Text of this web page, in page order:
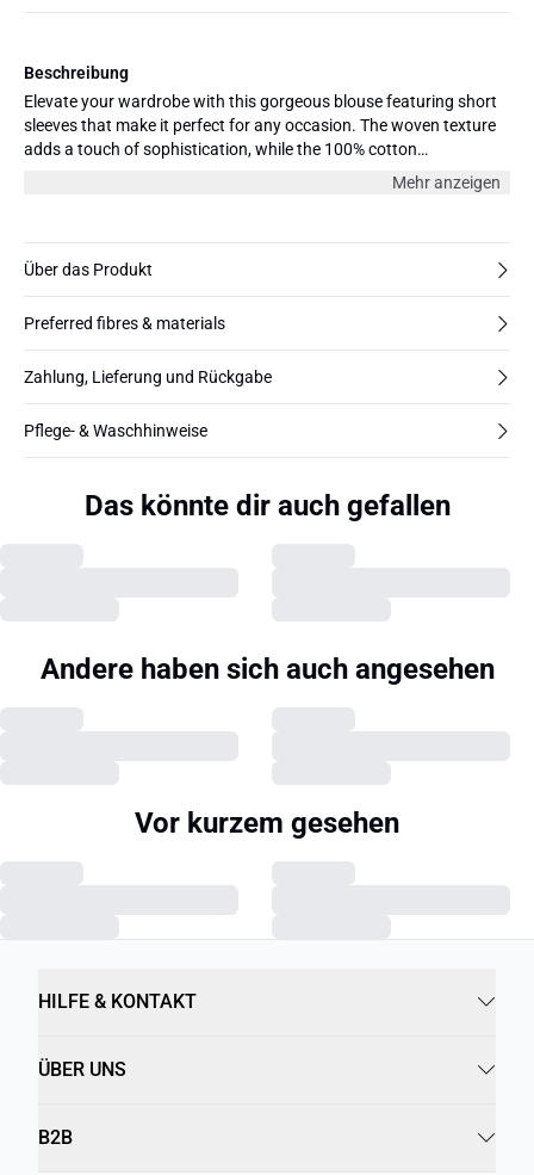
Beschreibung
Elevate your wardrobe with this gorgeous blouse featuring short
sleeves that make it perfect for any occasion. The woven texture
adds a touch of sophistication, while the 100% cotton
composition ensures ultimate comfort. This hip-length blouse fits
femininely, hugging your curves in all the right places. Dress it up
of jeans and sandals. This blouse pairs well with high-waisted
pants or shorts in neutral tones. The model is 180 cm and wearing
size 36/S.
Mehr anzeigen
Über das Produkt
Preferred fibres & materials
Zahlung, Lieferung und Rückgabe
Pflege- & Waschhinweise
Das könnte dir auch gefallen
Andere haben sich auch angesehen
Vor kurzem gesehen
HILFE & KONTAKT
ÜBER UNS
B2B